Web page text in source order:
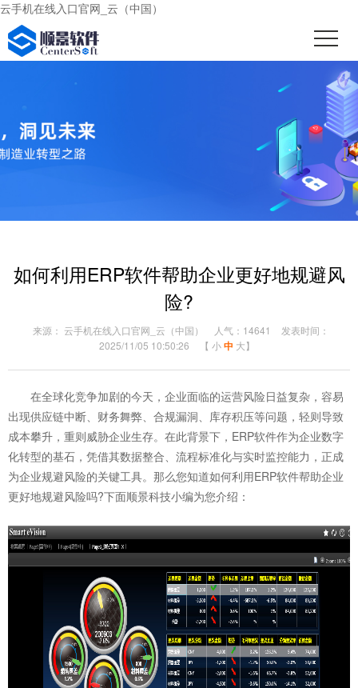
云手机在线入口官网_云（中国）
如何利用ERP软件帮助企业更好地规避风
险?
来源： 云手机在线入口官网_云（中国） 人气：14641
发表时间：
2025/11/05 10:50:26
【 小中 大】
在全球化竞争加剧的今天，企业面临的运营风险日益复杂，容易
出现供应链中断、财务舞弊、合规漏洞、库存积压等问题，轻则导致
成本攀升，重则威胁企业生存。在此背景下，ERP软件作为企业数字
化转型的基石，凭借其数据整合、流程标准化与实时监控能力，正成
为企业规避风险的关键工具。那么您知道如何利用ERP软件帮助企业
更好地规避风险吗?下面顺景科技小编为您介绍：